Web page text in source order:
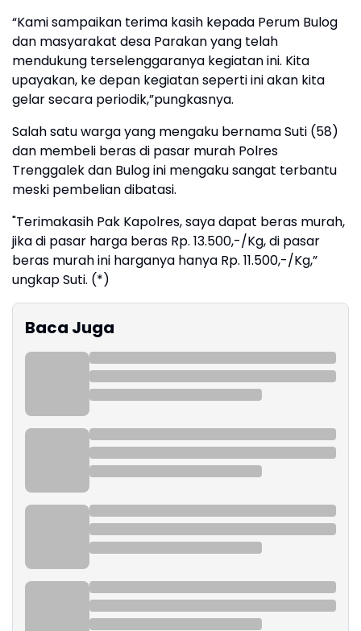
“Kami sampaikan terima kasih kepada Perum Bulog
dan masyarakat desa Parakan yang telah
mendukung terselenggaranya kegiatan ini. Kita
upayakan, ke depan kegiatan seperti ini akan kita
gelar secara periodik,”pungkasnya.
Salah satu warga yang mengaku bernama Suti (58)
dan membeli beras di pasar murah Polres
Trenggalek dan Bulog ini mengaku sangat terbantu
meski pembelian dibatasi.
"Terimakasih Pak Kapolres, saya dapat beras murah,
jika di pasar harga beras Rp. 13.500,-/Kg, di pasar
beras murah ini harganya hanya Rp. 11.500,-/Kg,”
ungkap Suti. (*)
Baca Juga